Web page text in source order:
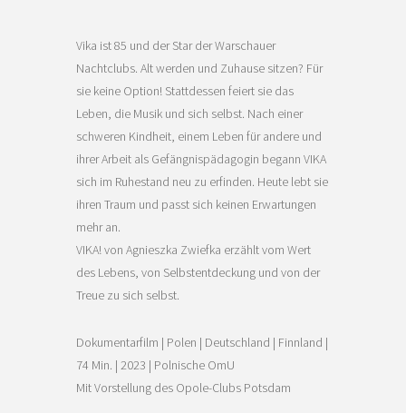
Vika ist 85 und der Star der Warschauer
Nachtclubs. Alt werden und Zuhause sitzen? Für
sie keine Option! Stattdessen feiert sie das
Leben, die Musik und sich selbst. Nach einer
schweren Kindheit, einem Leben für andere und
ihrer Arbeit als Gefängnispädagogin begann VIKA
sich im Ruhestand neu zu erfinden. Heute lebt sie
ihren Traum und passt sich keinen Erwartungen
mehr an.
VIKA! von Agnieszka Zwiefka erzählt vom Wert
des Lebens, von Selbstentdeckung und von der
Treue zu sich selbst.
Dokumentarfilm | Polen | Deutschland | Finnland |
74 Min. | 2023 | Polnische OmU
Mit Vorstellung des Opole-Clubs Potsdam